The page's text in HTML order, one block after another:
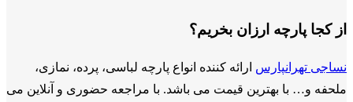
از کجا پارچه ارزان بخریم؟
نساجی تهرانپارس ارائه کننده انواع پارچه لباسی، پرده، نمازی،
ملحفه و… با بهترین قیمت می باشد. با مراجعه حضوری و آنلاین می